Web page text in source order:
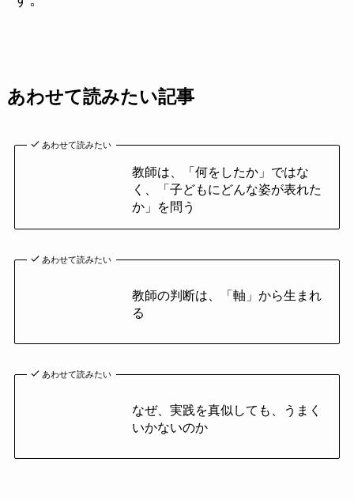
あわせて読みたい記事
あわせて読みたい
教師は、「何をしたか」ではな
く、「子どもにどんな姿が表れた
か」を問う
あわせて読みたい
教師の判断は、「軸」から生まれ
る
あわせて読みたい
なぜ、実践を真似しても、うまく
いかないのか